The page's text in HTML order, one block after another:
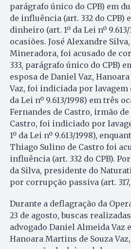
parágrafo único do CPB) em
de influência (art. 332 do CPB)
dinheiro (art. 1º da Lei nº
ocasiões. José Alexandre
Mineradora, foi acusado de
333, parágrafo único do CPB)
esposa de Daniel Vaz,
Vaz, foi indiciada por lavagem
da Lei nº 9.613/1998) em três
Fernandes de Castro, irmão
Castro, foi indiciado por
1º da Lei nº 9.613/1998),
Thiago Sulino de Castro foi
influência (art. 332 do CPB).
da Silva, presidente do
por corrupção passiva (art. 317,
Durante a deflagração da
23 de agosto, buscas
advogado Daniel Almeida Vaz
Hanoara Martins de Souza